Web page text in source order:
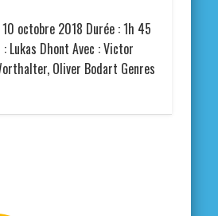
octobre 2018 Durée : 1h 45
Lukas Dhont Avec : Victor
Oliver Bodart Genres